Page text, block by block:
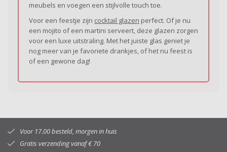
meubels en voegen een stijlvolle touch toe.
Voor een feestje zijn cocktail glazen perfect. Of je nu
een mojito of een martini serveert, deze glazen zorgen
voor een luxe uitstraling. Met het juiste glas geniet je
nog meer van je favoriete drankjes, of het nu feest is
of een gewone dag!
Voor 17.00 besteld, morgen in huis
Gratis verzending vanaf € 70